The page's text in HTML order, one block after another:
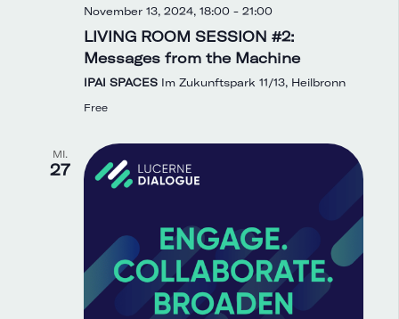
November 13, 2024, 18:00 - 21:00
LIVING ROOM SESSION #2:
Messages from the Machine
IPAI SPACES Im Zukunftspark 11/13, Heilbronn
Free
MI.
27